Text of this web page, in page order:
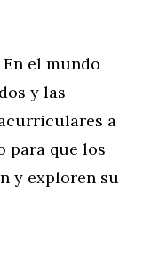
el mundo
y las
a
para que los
y exploren su